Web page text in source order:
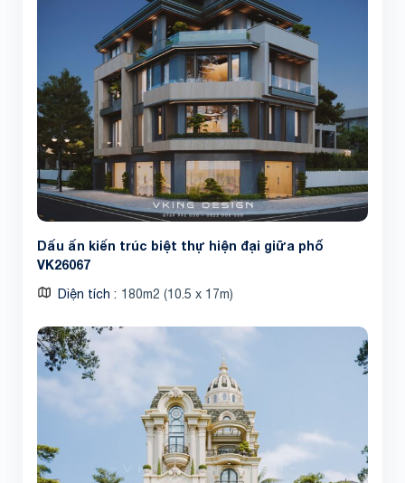
Dấu ấn kiến trúc biệt thự hiện đại giữa phố
VK26067
Diện tích 180m2 (10.5 x 17m)